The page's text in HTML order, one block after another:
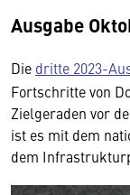
Ausgabe
Die dritte 2023-
Fortschritte von
Zielgeraden vor
ist es mit dem
dem